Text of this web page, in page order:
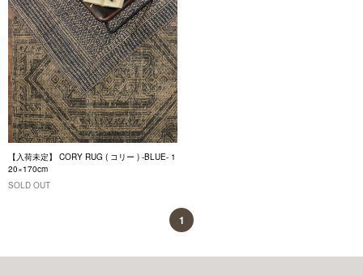
【入荷未定】 CORY RUG ( コリー ) -BLUE- 1
20×170cm
SOLD OUT
1